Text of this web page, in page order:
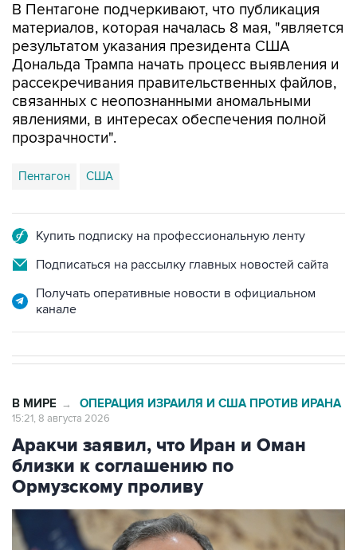
В Пентагоне подчеркивают, что публикация
материалов, которая началась 8 мая, "является
результатом указания президента США
Дональда Трампа начать процесс выявления и
рассекречивания правительственных файлов,
связанных с неопознанными аномальными
явлениями, в интересах обеспечения полной
прозрачности".
Пентагон США
Купить подписку на профессиональную ленту
Подписаться на рассылку главных новостей сайта
Получать оперативные новости в официальном
канале
В МИРЕ → ОПЕРАЦИЯ ИЗРАИЛЯ И США ПРОТИВ ИРАНА
15:21, 8 августа 2026
Аракчи заявил, что Иран и Оман
близки к соглашению по
Ормузскому проливу